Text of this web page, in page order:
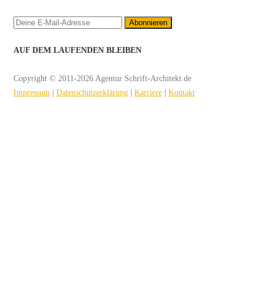
AUF DEM LAUFENDEN BLEIBEN
Copyright © 2011-2026 Agentur Schrift-Architekt.de
Impressum | Datenschutzerklärung | Karriere | Kontakt